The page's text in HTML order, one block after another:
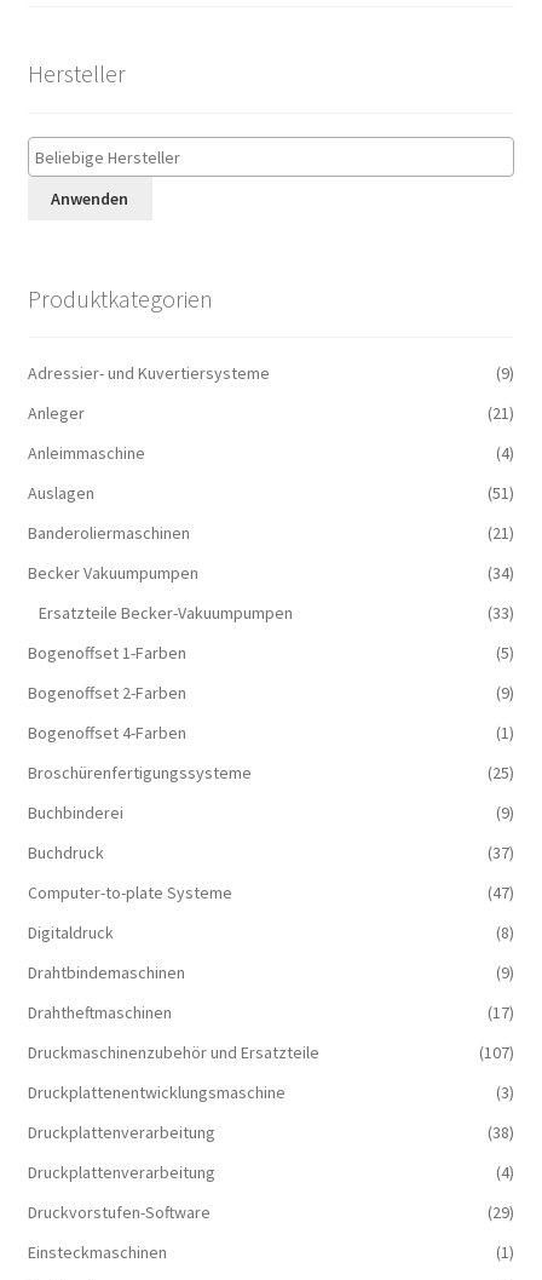
Hersteller
Anwenden
Produktkategorien
Adressier- und Kuvertiersysteme
(9)
Anleger
(21)
Anleimmaschine
(4)
Auslagen
(51)
Banderoliermaschinen
(21)
Becker Vakuumpumpen
(34)
Ersatzteile Becker-Vakuumpumpen
(33)
Bogenoffset 1-Farben
(5)
Bogenoffset 2-Farben
(9)
Bogenoffset 4-Farben
(1)
Broschürenfertigungssysteme
(25)
Buchbinderei
(9)
Buchdruck
(37)
Computer-to-plate Systeme
(47)
Digitaldruck
(8)
Drahtbindemaschinen
(9)
Drahtheftmaschinen
(17)
Druckmaschinenzubehör und Ersatzteile
(107)
Druckplattenentwicklungsmaschine
(3)
Druckplattenverarbeitung
(38)
Druckplattenverarbeitung
(4)
Druckvorstufen-Software
(29)
Einsteckmaschinen
(1)